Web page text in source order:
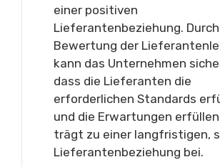
einer positiven
Lieferantenbeziehung.
Bewertung der
kann das Unternehmen
dass die Lieferanten die
erforderlichen Standards
und die Erwartungen
trägt zu einer langfristigen,
Lieferantenbeziehung bei.